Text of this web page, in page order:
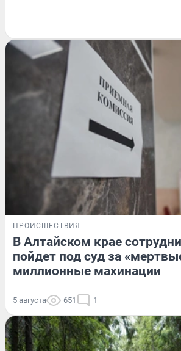
ПРОИСШЕСТВИЯ
В Алтайском крае
пойдет под суд за
миллионные махинации
5 августа 651 1